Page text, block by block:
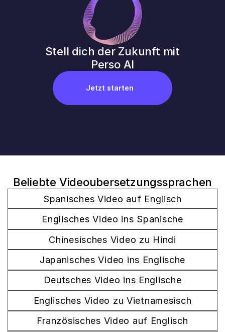
Stell dich der Zukunft mit
Perso AI
Jetzt starten
Beliebte Videoubersetzungssprachen
Spanisches Video auf Englisch
Englisches Video ins Spanische
Chinesisches Video zu Hindi
Japanisches Video ins Englische
Deutsches Video ins Englische
Englisches Video zu Vietnamesisch
Französisches Video auf Englisch